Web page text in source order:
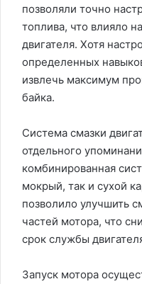
позволяли точно
топлива, что влияло
двигателя. Хотя
определенных
извлечь максимум
байка.
Система смазки
отдельного
комбинированная
мокрый, так и сухой
позволило улучшить
частей мотора, что
срок службы
Запуск мотора